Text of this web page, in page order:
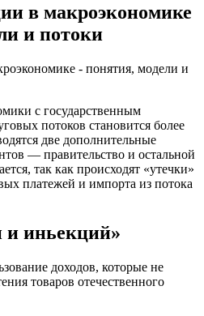
в макроэкономике
и потоки
с государственным
потоков становится более
две дополнительные
— правительство и остальной
так как происходят «утечки»
платежей и импорта из потока
и иньекций»
доходов, которые не
товаров отечественного